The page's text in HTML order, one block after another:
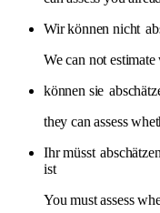
Wir können nicht
We can not
können sie
they can assess
Ihr müsst abschätzen
ist
You must assess